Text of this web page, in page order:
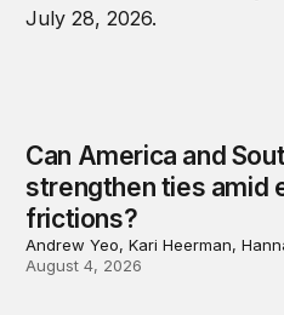
Can America and
strengthen ties amid
frictions?
Andrew Yeo, Kari Heerman,
August 4, 2026